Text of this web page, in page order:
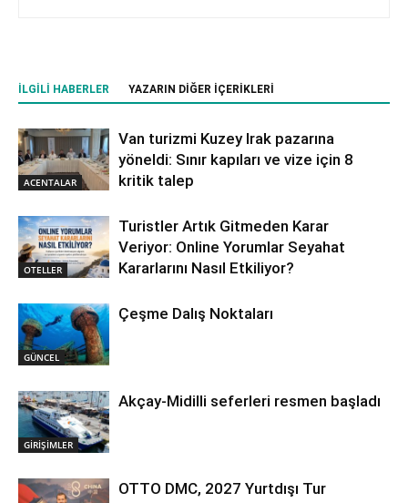
İLGILI HABERLER YAZARIN DIĞER İÇERIKLERI
ACENTALAR
Van turizmi Kuzey Irak pazarına
yöneldi: Sınır kapıları ve vize için 8
kritik talep
OTELLER
Turistler Artık Gitmeden Karar
Veriyor: Online Yorumlar Seyahat
Kararlarını Nasıl Etkiliyor?
GÜNCEL
Çeşme Dalış Noktaları
GİRİŞİMLER
Akçay-Midilli seferleri resmen başladı
OTTO DMC, 2027 Yurtdışı Tur